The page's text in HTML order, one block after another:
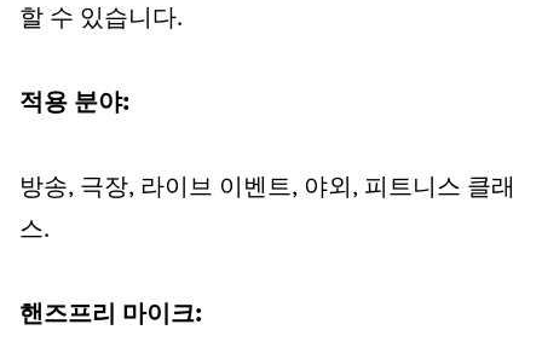
할 수 있습니다.
적용 분야:
방송, 극장, 라이브 이벤트, 야외, 피트니스 클래
스.
핸즈프리 마이크: